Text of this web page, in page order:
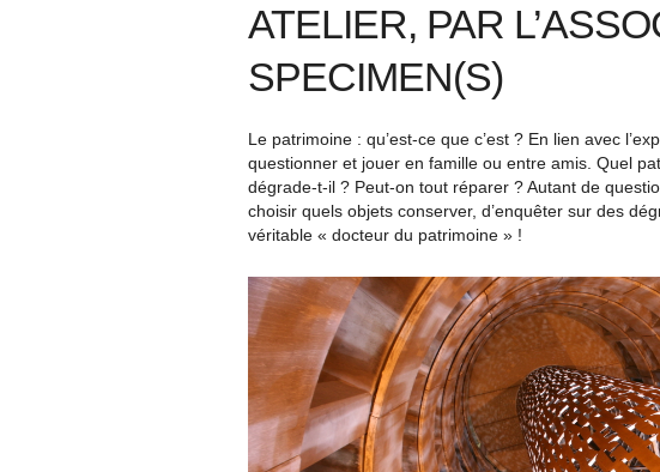
ATELIER, PAR
SPECIMEN(S)
Le patrimoine : qu’est-ce que c’est ? En lien avec
questionner et jouer en famille ou entre amis. Quel
dégrade-t-il ? Peut-on tout réparer ? Autant de
choisir quels objets conserver, d’enquêter sur des
véritable « docteur du patrimoine » !